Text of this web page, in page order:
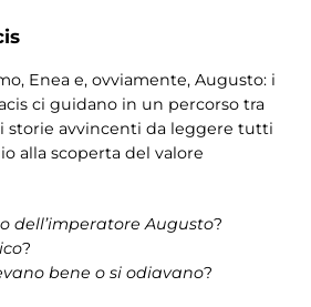
Enea e, ovviamente, Augusto: i
ci guidano in un percorso tra
storie avvincenti da leggere tutti
alla scoperta del valore
dell’imperatore Augusto?
?
bene o si odiavano?